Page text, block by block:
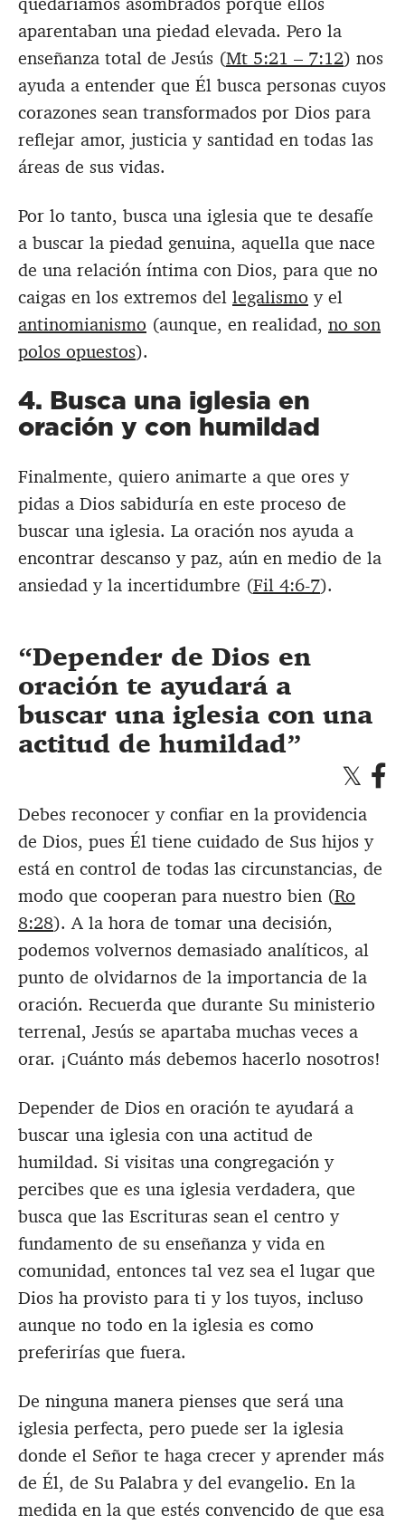
aparentaban una piedad elevada. Pero la
enseñanza total de Jesús (Mt 5:21 – 7:12) nos
ayuda a entender que Él busca personas cuyos
corazones sean transformados por Dios para
reflejar amor, justicia y santidad en todas las
áreas de sus vidas.
Por lo tanto, busca una iglesia que te desafíe
a buscar la piedad genuina, aquella que nace
de una relación íntima con Dios, para que no
caigas en los extremos del legalismo y el
antinomianismo (aunque, en realidad, no son
polos opuestos).
4. Busca una iglesia en
oración y con humildad
Finalmente, quiero animarte a que ores y
pidas a Dios sabiduría en este proceso de
buscar una iglesia. La oración nos ayuda a
encontrar descanso y paz, aún en medio de la
ansiedad y la incertidumbre (Fil 4:6-7).
Depender de Dios en
oración te ayudará a
buscar una iglesia con una
actitud de humildad
Debes reconocer y confiar en la providencia
de Dios, pues Él tiene cuidado de Sus hijos y
está en control de todas las circunstancias, de
modo que cooperan para nuestro bien (Ro
8:28). A la hora de tomar una decisión,
podemos volvernos demasiado analíticos, al
punto de olvidarnos de la importancia de la
oración. Recuerda que durante Su ministerio
terrenal, Jesús se apartaba muchas veces a
orar. ¡Cuánto más debemos hacerlo nosotros!
Depender de Dios en oración te ayudará a
buscar una iglesia con una actitud de
humildad. Si visitas una congregación y
percibes que es una iglesia verdadera, que
busca que las Escrituras sean el centro y
fundamento de su enseñanza y vida en
comunidad, entonces tal vez sea el lugar que
Dios ha provisto para ti y los tuyos, incluso
aunque no todo en la iglesia es como
preferirías que fuera.
De ninguna manera pienses que será una
iglesia perfecta, pero puede ser la iglesia
donde el Señor te haga crecer y aprender más
de Él, de Su Palabra y del evangelio. En la
medida en la que estés convencido de que esa